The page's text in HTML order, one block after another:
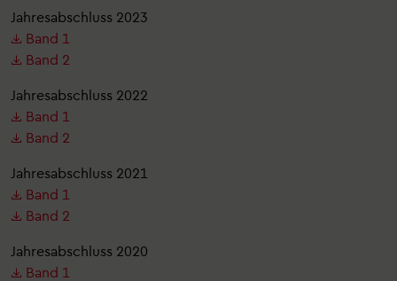
Jahresabschluss 2023
Band 1
Band 2
Jahresabschluss 2022
Band 1
Band 2
Jahresabschluss 2021
Band 1
Band 2
Jahresabschluss 2020
Band 1